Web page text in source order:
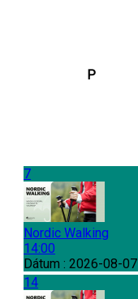
P
7
Nordic Walking
14:00
Dátum : 2026-08-07
14